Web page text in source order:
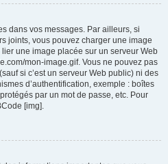
dans vos messages. Par ailleurs, si
joints, vous pouvez charger une image
une image placée sur un serveur Web
mon-image.gif. Vous ne pouvez pas
si c’est un serveur Web public) ni des
d’authentification, exemple : boîtes
par un mot de passe, etc. Pour
[img].